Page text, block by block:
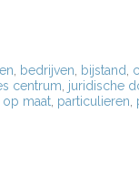
bedrijven bijstand
centrum juridische
maat particulieren